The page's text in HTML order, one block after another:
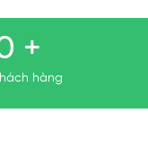
+
hàng